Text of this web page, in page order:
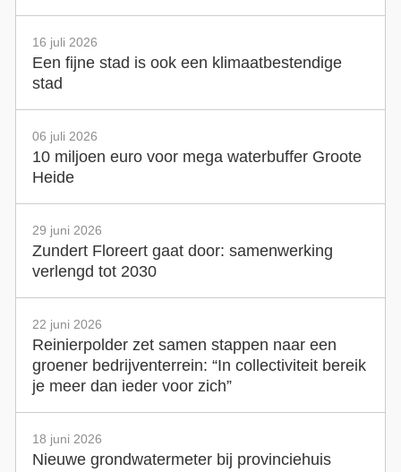
16 juli 2026
Een fijne stad is ook een klimaatbestendige
stad
06 juli 2026
10 miljoen euro voor mega waterbuffer Groote
Heide
29 juni 2026
Zundert Floreert gaat door: samenwerking
verlengd tot 2030
22 juni 2026
Reinierpolder zet samen stappen naar een
groener bedrijventerrein: “In collectiviteit bereik
je meer dan ieder voor zich”
18 juni 2026
Nieuwe grondwatermeter bij provinciehuis